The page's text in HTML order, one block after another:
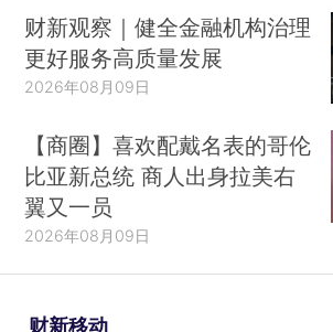
财新观察｜健全金融机构治理
更好服务高质量发展
2026年08月09日
【商圈】喜欢配戴名表的哥伦
比亚新总统 商人出身拉美右
翼又一员
2026年08月09日
财新移动